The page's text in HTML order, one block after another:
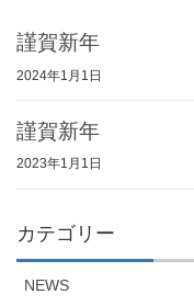
謹賀新年
2024年1月1日
謹賀新年
2023年1月1日
カテゴリー
NEWS